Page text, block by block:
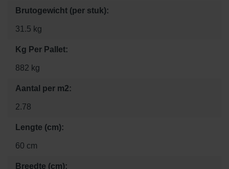
Brutogewicht (per stuk):
31.5 kg
Kg Per Pallet:
882 kg
Aantal per m2:
2.78
Lengte (cm):
60 cm
Breedte (cm):